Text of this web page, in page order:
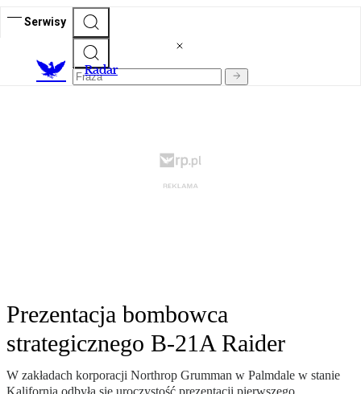
Serwisy
Radar
Prezentacja bombowca
strategicznego B-21A Raider
W zakładach korporacji Northrop Grumman w Palmdale w stanie
Kalifornia odbyła się uroczystość prezentacji pierwszego